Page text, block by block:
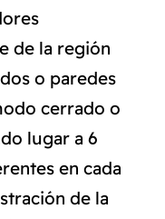
de la región
o paredes
cerrado o
lugar a 6
en cada
de la